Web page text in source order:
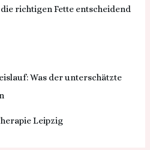
richtigen Fette entscheidend
Was der unterschätzte
Leipzig